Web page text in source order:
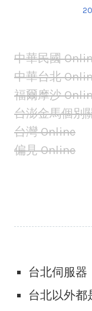
中華民國
中華台北
福爾摩沙
台澎金馬個別
台灣 Online
偏見 Online
台北伺服器
台北以外都